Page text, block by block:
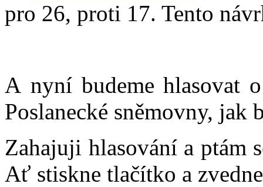
pro 26, proti 17. Tento
A nyní budeme hlasovat
Poslanecké sněmovny, jak
Zahajuji hlasování a ptám
Ať stiskne tlačítko a